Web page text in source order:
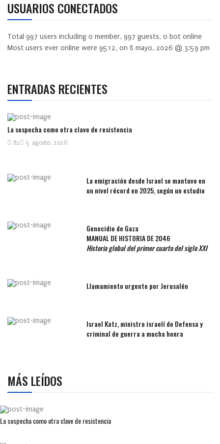
USUARIOS CONECTADOS
Total 997 users including 0 member, 997 guests, 0 bot online
Most users ever online were 9512, on 8 mayo, 2026 @ 3:59 pm
ENTRADAS RECIENTES
La sospecha como otra clave de resistencia
5 agosto, 2026
82
La emigración desde Israel se mantuvo en
un nivel récord en 2025, según un estudio
Genocidio de Gaza
MANUAL DE HISTORIA DE 2046
Historia global del primer cuarto del siglo XXI
Llamamiento urgente por Jerusalén
Israel Katz, ministro israelí de Defensa y
criminal de guerra a mucha honra
MÁS LEÍDOS
La sospecha como otra clave de resistencia